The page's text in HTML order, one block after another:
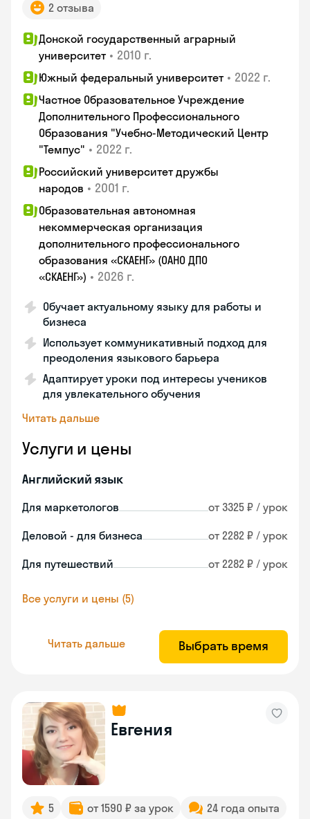
2 отзыва
Донской государственный аграрный
университет • 2010 г.
Южный федеральный университет • 2022 г.
Частное Образовательное Учреждение
Дополнительного Профессионального
Образования "Учебно-Методический Центр
"Темпус" • 2022 г.
Российский университет дружбы
народов • 2001 г.
Образовательная автономная
некоммерческая организация
дополнительного профессионального
образования «СКАЕНГ» (ОАНО ДПО
«СКАЕНГ») • 2026 г.
Обучает актуальному языку для работы и
бизнеса
Использует коммуникативный подход для
преодоления языкового барьера
Адаптирует уроки под интересы учеников
для увлекательного обучения
Читать дальше
Услуги и цены
Английский язык
Для маркетологов от 3325 ₽ / урок
Деловой - для бизнеса от 2282 ₽ / урок
Для путешествий от 2282 ₽ / урок
Все услуги и цены (5)
Читать дальше Выбрать время
Евгения
5 от 1590 ₽ за урок
24 года опыта